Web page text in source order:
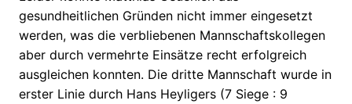
gesundheitlichen Gründen nicht immer eingesetzt
werden, was die verbliebenen Mannschaftskollegen
aber durch vermehrte Einsätze recht erfolgreich
ausgleichen konnten. Die dritte Mannschaft wurde in
erster Linie durch Hans Heyligers (7 Siege : 9